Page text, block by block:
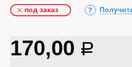
под заказ
170,00 Р